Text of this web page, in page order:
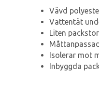
Vävd
Vattentät
Liten
Isolerar mot
Inbyggda